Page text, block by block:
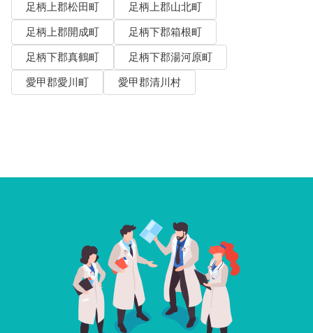
足柄上郡松田町
足柄上郡山北町
足柄上郡開成町
足柄下郡箱根町
足柄下郡真鶴町
足柄下郡湯河原町
愛甲郡愛川町
愛甲郡清川村